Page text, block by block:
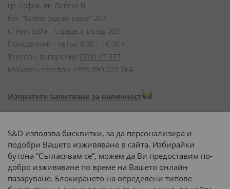
гр. София, жк. Левски В,
бул. “Ботевградско шосе” 247,
CTPark Sofia – сграда 3, склад 303
Понеделник – петък: 8:30 – 16:30 ч.
Телефон за поръчки: 0700 17 377
Мобилен телефон: +359 889 220 764
Изпратете запитване за наличност
Начини на плащане:
Доставка до адрес с:
S&D използва бисквитки, за да персонализира и
подобри Вашето изживяване в сайта. Избирайки
бутона “Съгласявам се”, можем да Ви предоставим по-
добро изживяване по време на Вашето онлайн
пазаруване. Блокирането на определени типове